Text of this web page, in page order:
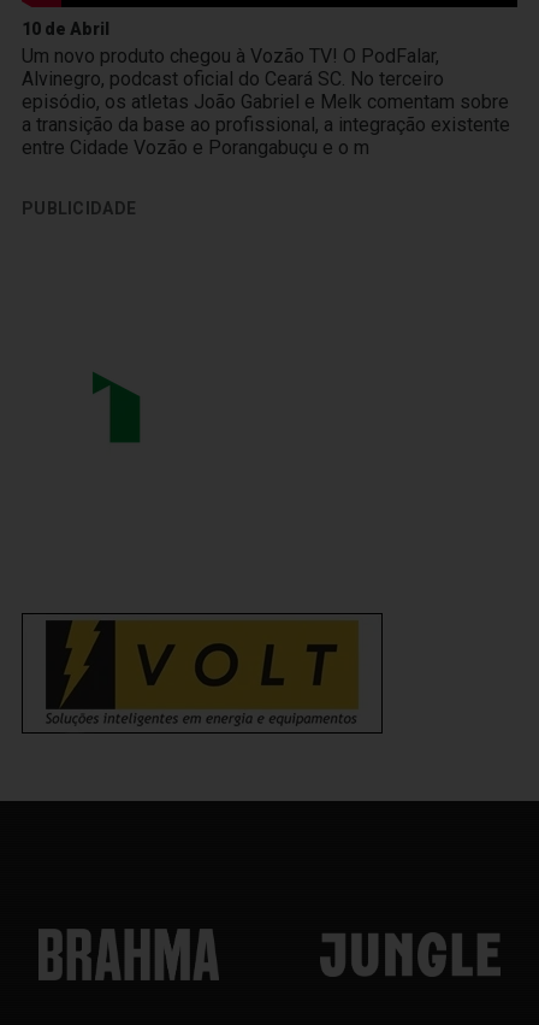
10 de Abril
Um novo produto chegou à Vozão TV! O PodFalar,
Alvinegro, podcast oficial do Ceará SC. No terceiro
episódio, os atletas João Gabriel e Melk comentam sobre
a transição da base ao profissional, a integração existente
entre Cidade Vozão e Porangabuçu e o m
PUBLICIDADE